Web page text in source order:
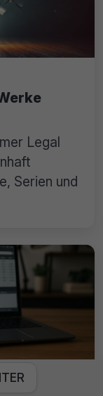
Legal
Serien und